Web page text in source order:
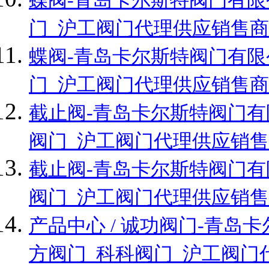
门_沪工阀门代理供应销售
蝶阀-青岛卡尔斯特阀门有
门_沪工阀门代理供应销售
截止阀-青岛卡尔斯特阀门
阀门_沪工阀门代理供应销
截止阀-青岛卡尔斯特阀门
阀门_沪工阀门代理供应销
产品中心 / 诚功阀门-青岛
方阀门_科科阀门_沪工阀